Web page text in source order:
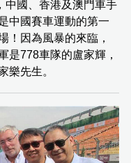
中國、香港及澳門車手
中國賽車運動的第一
！因為風暴的來臨，
是778車隊的盧家輝，
樂先生。